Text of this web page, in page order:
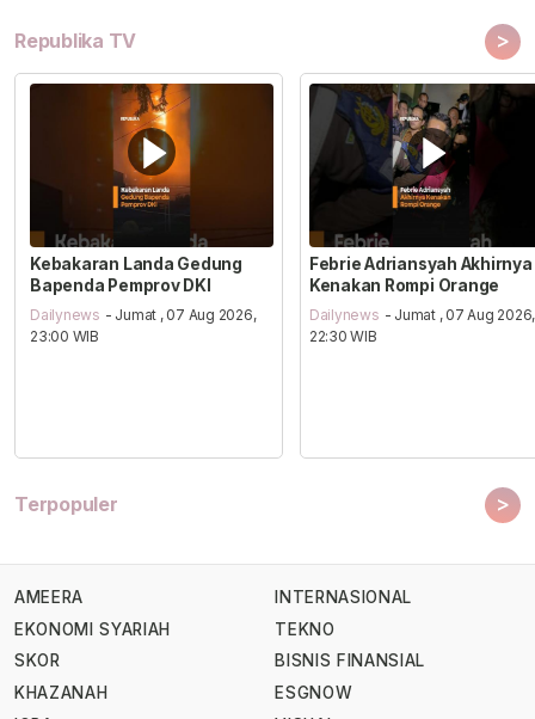
Republika TV >
Kebakaran Landa Gedung
Bapenda Pemprov DKI
Dailynews - Jumat , 07 Aug 2026,
23:00 WIB
Febrie Adriansyah Akhirnya
Kenakan Rompi Orange
Dailynews - Jumat , 07 Aug 2026,
22:30 WIB
Terpopuler >
AMEERA
EKONOMI SYARIAH
SKOR
KHAZANAH
INTERNASIONAL
TEKNO
BISNIS FINANSIAL
ESGNOW